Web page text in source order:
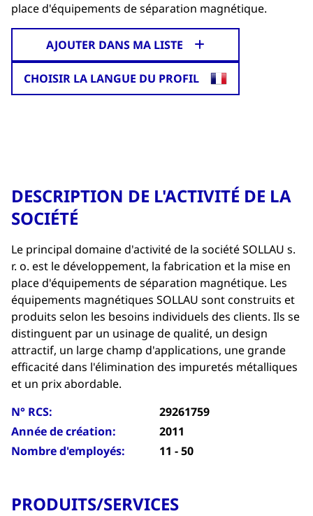
place d'équipements de séparation magnétique.
AJOUTER DANS MA LISTE
CHOISIR LA LANGUE DU PROFIL
DESCRIPTION DE L'ACTIVITÉ DE LA
SOCIÉTÉ
Le principal domaine d'activité de la société SOLLAU s.
r. o. est le développement, la fabrication et la mise en
place d'équipements de séparation magnétique. Les
équipements magnétiques SOLLAU sont construits et
produits selon les besoins individuels des clients. Ils se
distinguent par un usinage de qualité, un design
attractif, un large champ d'applications, une grande
efficacité dans l'élimination des impuretés métalliques
et un prix abordable.
N° RCS:
29261759
Année de création:
2011
Nombre d'employés:
11 - 50
PRODUITS/SERVICES